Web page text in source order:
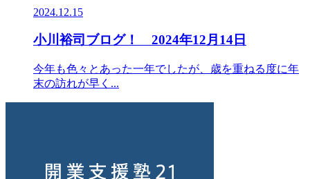
2024.12.15
小川裕司ブログ！ 2024年12月14日
今年も色々とあった一年でしたが、歳を重ねる度に年
末の訪れが早く...